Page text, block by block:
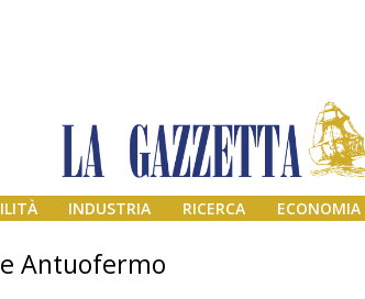
INDUSTRIA RICERCA ECONOMIA
Antuofermo